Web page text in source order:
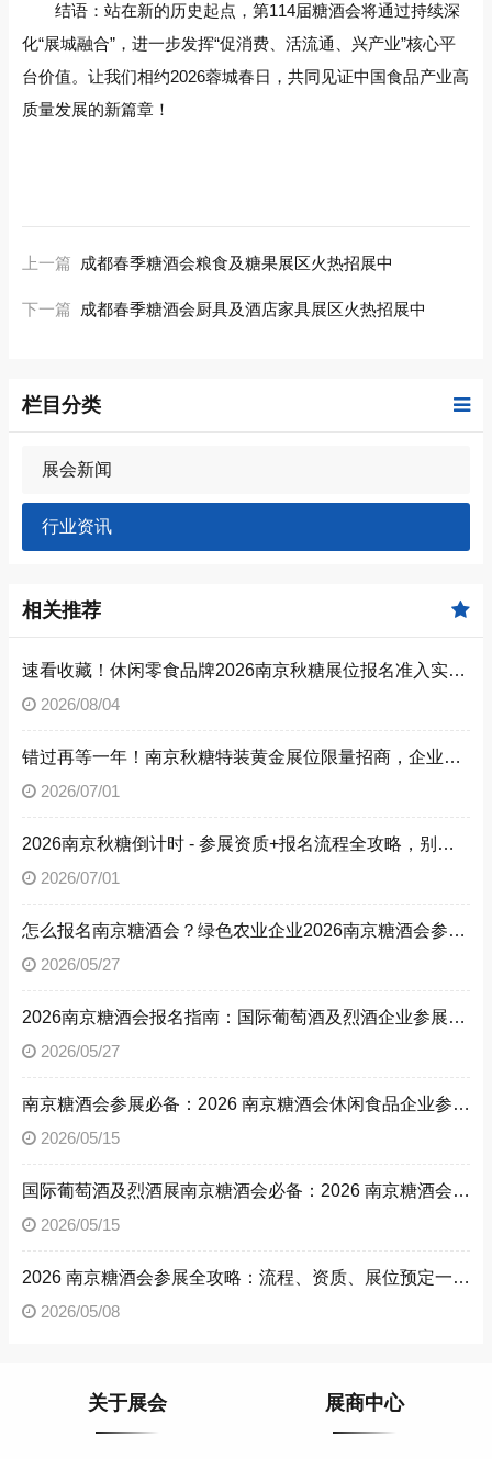
结语‌：站在新的历史起点，第114届糖酒会将通过持续深
化“展城融合”，进一步发挥“促消费、活流通、兴产业”核心平
台价值。让我们相约2026蓉城春日，共同见证中国食品产业高
质量发展的新篇章！
上一篇 成都春季糖酒会粮食及糖果展区火热招展中
下一篇 成都春季糖酒会厨具及酒店家具展区火热招展中
栏目分类
展会新闻
行业资讯
相关推荐
速看收藏！休闲零食品牌2026南京秋糖展位报名准入实操步骤
2026/08/04
错过再等一年！南京秋糖特装黄金展位限量招商，企业抓紧提交预定申请
2026/07/01
2026南京秋糖倒计时 - 参展资质+报名流程全攻略，别让材料缺失毁了秋糖之旅
2026/07/01
怎么报名南京糖酒会？绿色农业企业2026南京糖酒会参展流程与参展资质全解析
2026/05/27
2026南京糖酒会报名指南：国际葡萄酒及烈酒企业参展流程、参展资质，解锁南京糖酒会参展方法
2026/05/27
南京糖酒会参展必备：2026 南京糖酒会休闲食品企业参展流程与资质文件清单
2026/05/15
国际葡萄酒及烈酒展南京糖酒会必备：2026 南京糖酒会参展流程与参展资质详解
2026/05/15
2026 南京糖酒会参展全攻略：流程、资质、展位预定一文读懂
2026/05/08
关于展会 展商中心